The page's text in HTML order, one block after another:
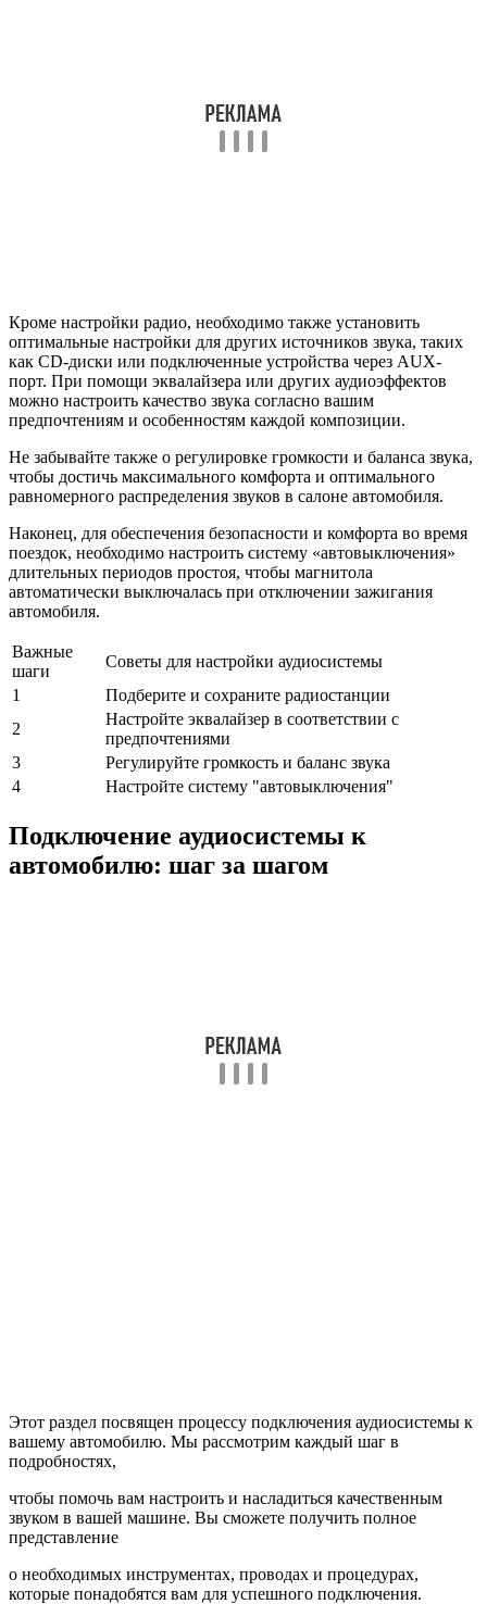
Кроме настройки радио, необходимо также установить
оптимальные настройки для других источников звука, таких
как CD-диски или подключенные устройства через AUX-
порт. При помощи эквалайзера или других аудиоэффектов
можно настроить качество звука согласно вашим
предпочтениям и особенностям каждой композиции.
Не забывайте также о регулировке громкости и баланса звука,
чтобы достичь максимального комфорта и оптимального
равномерного распределения звуков в салоне автомобиля.
Наконец, для обеспечения безопасности и комфорта во время
поездок, необходимо настроить систему «автовыключения»
длительных периодов простоя, чтобы магнитола
автоматически выключалась при отключении зажигания
автомобиля.
Важные
шаги
Советы для настройки аудиосистемы
1
Подберите и сохраните радиостанции
2
Настройте эквалайзер в соответствии с
предпочтениями
3
Регулируйте громкость и баланс звука
4
Настройте систему "автовыключения"
Подключение аудиосистемы к
автомобилю: шаг за шагом
Этот раздел посвящен процессу подключения аудиосистемы к
вашему автомобилю. Мы рассмотрим каждый шаг в
подробностях,
чтобы помочь вам настроить и насладиться качественным
звуком в вашей машине. Вы сможете получить полное
представление
о необходимых инструментах, проводах и процедурах,
которые понадобятся вам для успешного подключения.